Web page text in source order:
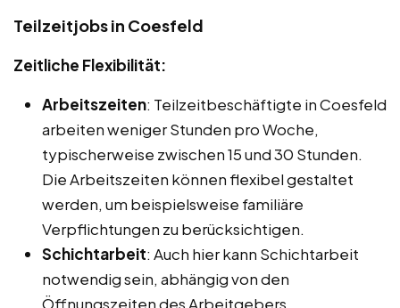
Teilzeitjobs in Coesfeld
Zeitliche Flexibilität:
Arbeitszeiten: Teilzeitbeschäftigte in Coesfeld
arbeiten weniger Stunden pro Woche,
typischerweise zwischen 15 und 30 Stunden.
Die Arbeitszeiten können flexibel gestaltet
werden, um beispielsweise familiäre
Verpflichtungen zu berücksichtigen.
Schichtarbeit: Auch hier kann Schichtarbeit
notwendig sein, abhängig von den
Öffnungszeiten des Arbeitgebers.